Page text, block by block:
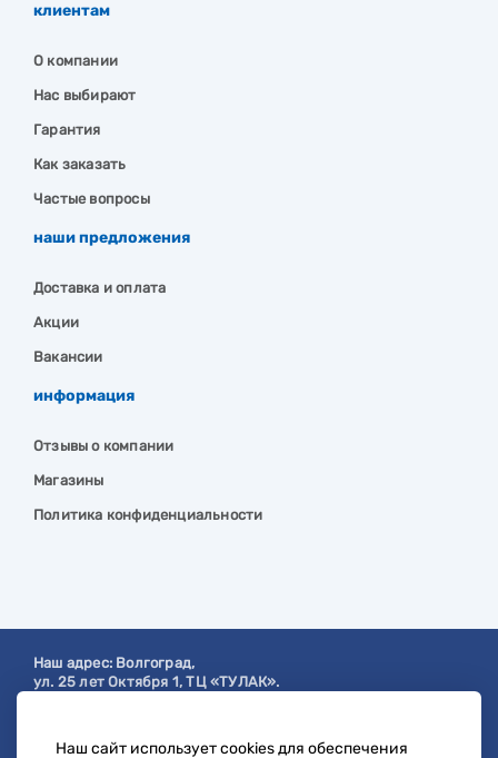
клиентам
О компании
Нас выбирают
Гарантия
Как заказать
Частые вопросы
наши предложения
Доставка и оплата
Акции
Вакансии
информация
Отзывы о компании
Магазины
Политика конфиденциальности
Наш адрес: Волгоград,
ул. 25 лет Октября 1, ТЦ «ТУЛАК».
Наш сайт использует cookies для обеспечения